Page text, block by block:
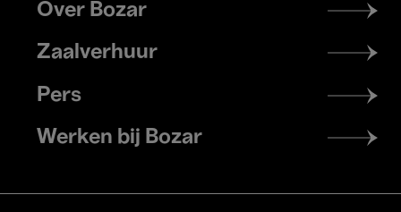
Footer
menu
Over Bozar
Zaalverhuur
Pers
Werken bij Bozar